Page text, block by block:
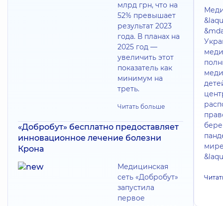
млрд грн, что на
52% превышает
результат 2023
года. В планах на
2025 год —
увеличить этот
показатель как
минимум на
треть.
Читать больше
«Добробут» бесплатно предоставляет
инновационное лечение болезни
Крона
Медицинская
сеть «Добробут»
запустила
первое